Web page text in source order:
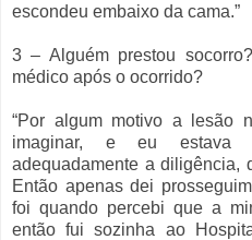
escondeu embaixo da cama.”
3 – Alguém prestou
médico após o ocorrido?
“Por algum motivo a lesão
imaginar, e eu estava
adequadamente a diligência,
Então apenas dei
foi quando percebi que a
então fui sozinha ao